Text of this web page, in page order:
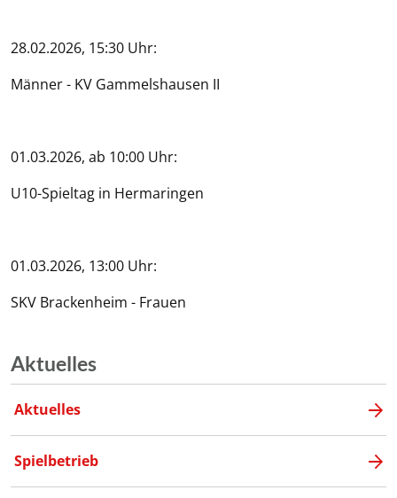
28.02.2026, 15:30 Uhr:
Männer - KV Gammelshausen II
01.03.2026, ab 10:00 Uhr:
U10-Spieltag in Hermaringen
01.03.2026, 13:00 Uhr:
SKV Brackenheim - Frauen
Aktuelles
Aktuelles
Spielbetrieb